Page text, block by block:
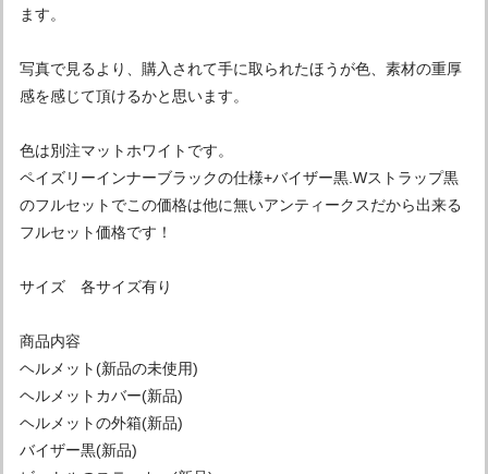
ます。
写真で見るより、購入されて手に取られたほうが色、素材の重厚
感を感じて頂けるかと思います。
色は別注マットホワイトです。
ペイズリーインナーブラックの仕様+バイザー黒.Wストラップ黒
のフルセットでこの価格は他に無いアンティークスだから出来る
フルセット価格です！
サイズ 各サイズ有り
商品内容
ヘルメット(新品の未使用)
ヘルメットカバー(新品)
ヘルメットの外箱(新品)
バイザー黒(新品)